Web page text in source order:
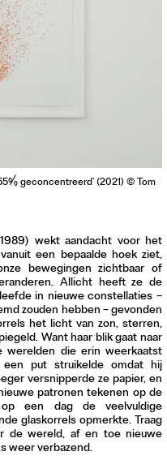
geconcentreerd’ (2021) © Tom
wekt aandacht voor het
een bepaalde hoek ziet,
bewegingen zichtbaar of
Allicht heeft ze de
in nieuwe constellaties –
zouden hebben – gevonden
het licht van zon, sterren,
Want haar blik gaat naar
werelden die erin weerkaatst
put struikelde omdat hij
versnipperde ze papier, en
patronen tekenen op de
een dag de veelvuldige
glaskorrels opmerkte. Traag
de wereld, af en toe nieuwe
weer verbazend.